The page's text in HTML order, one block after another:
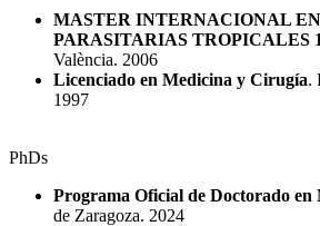
MASTER INTERNACIONAL
PARASITARIAS TROPICALES
València. 2006
Licenciado en Medicina y Cirugía.
1997
PhDs
Programa Oficial de Doctorado en
de Zaragoza. 2024